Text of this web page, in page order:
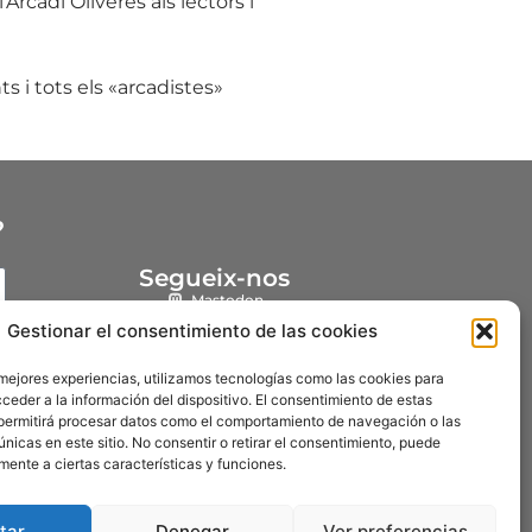
Gestionar el consentimiento de las cookies
experiencias, utilizamos tecnologías como las cookies para
a la información del dispositivo. El consentimiento de estas
procesar datos como el comportamiento de navegación o las
en este sitio. No consentir o retirar el consentimiento, puede
a ciertas características y funciones.
i tots els «arcadistes»
Segueix-nos
Mastodon
Instagram
Facebook